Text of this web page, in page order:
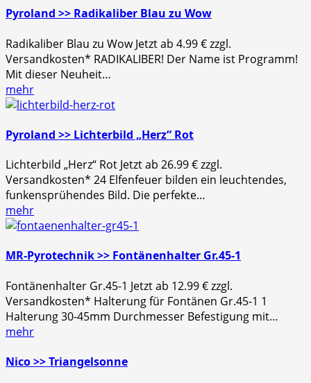
Pyroland >> Radikaliber Blau zu Wow
Radikaliber Blau zu Wow Jetzt ab 4.99 € zzgl.
Versandkosten* RADIKALIBER! Der Name ist Programm!
Mit dieser Neuheit…
mehr
Pyroland >> Lichterbild „Herz“ Rot
Lichterbild „Herz“ Rot Jetzt ab 26.99 € zzgl.
Versandkosten* 24 Elfenfeuer bilden ein leuchtendes,
funkensprühendes Bild. Die perfekte…
mehr
MR-Pyrotechnik >> Fontänenhalter Gr.45-1
Fontänenhalter Gr.45-1 Jetzt ab 12.99 € zzgl.
Versandkosten* Halterung für Fontänen Gr.45-1 1
Halterung 30-45mm Durchmesser Befestigung mit…
mehr
Nico >> Triangelsonne